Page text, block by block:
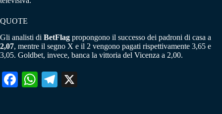
QUOTE
Gli analisti di BetFlag propongono il successo dei padroni di casa a
2,07, mentre il segno X e il 2 vengono pagati rispettivamente 3,65 e
3,05. Goldbet, invece, banca la vittoria del Vicenza a 2,00.
Fa W
Te